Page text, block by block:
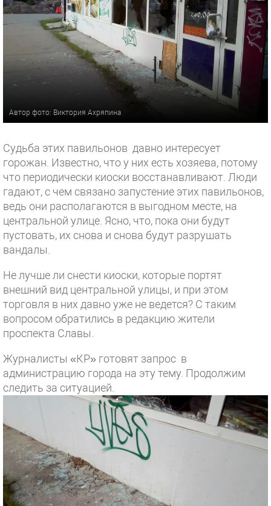
Автор фото: Виктория Ахряпина
Судьба этих павильонов давно интересует
горожан. Известно, что у них есть хозяева, потому
что периодически киоски восстанавливают. Люди
гадают, с чем связано запустение этих павильонов,
ведь они располагаются в выгодном месте, на
центральной улице. Ясно, что, пока они будут
пустовать, их снова и снова будут разрушать
вандалы.
Не лучше ли снести киоски, которые портят
внешний вид центральной улицы, и при этом
торговля в них давно уже не ведется? С таким
вопросом обратились в редакцию жители
проспекта Славы.
Журналисты «КР» готовят запрос в
администрацию города на эту тему. Продолжим
следить за ситуацией.